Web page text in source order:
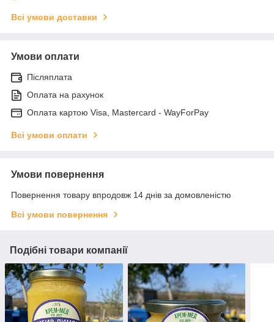
Всі умови доставки
Умови оплати
Післяплата
Оплата на рахунок
Оплата картою Visa, Mastercard - WayForPay
Всі умови оплати
Умови повернення
Повернення товару впродовж 14 днів за домовленістю
Всі умови повернення
Подібні товари компанії